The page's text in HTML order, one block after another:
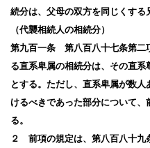
続分は、父母の双方を同じくする
（代襲相続人の相続分）
第九百一条 第八百八十七条第二
る直系卑属の相続分は、その直
とする。ただし、直系卑属が数
けるべきであった部分について
る。
２ 前項の規定は、第八百八十九